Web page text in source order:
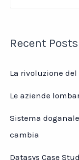
prodotti
Recent Posts
La rivoluzione
Le aziende
Sistema
cambia
Datasys Case